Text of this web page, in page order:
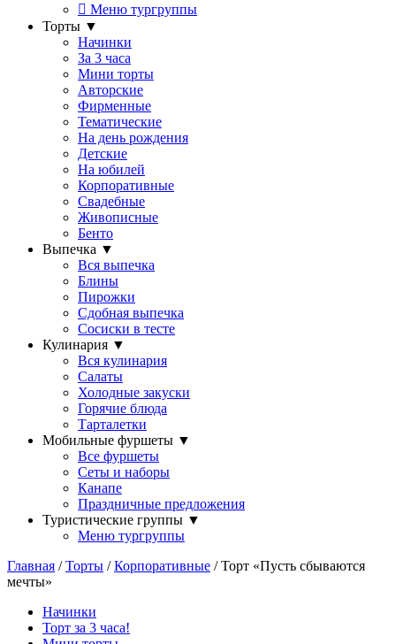
Меню тургруппы
Торты ▼
Начинки
За 3 часа
Мини торты
Авторские
Фирменные
Тематические
На день рождения
Детские
На юбилей
Корпоративные
Свадебные
Живописные
Бенто
Выпечка ▼
Вся выпечка
Блины
Пирожки
Сдобная выпечка
Сосиски в тесте
Кулинария ▼
Вся кулинария
Салаты
Холодные закуски
Горячие блюда
Тарталетки
Мобильные фуршеты ▼
Все фуршеты
Сеты и наборы
Канапе
Праздничные предложения
Туристические группы ▼
Меню тургруппы
Главная /Торты /Корпоративные / Торт «Пусть сбываются
мечты»
Начинки
Торт за 3 часа!